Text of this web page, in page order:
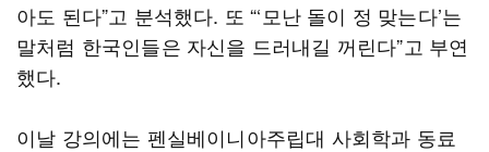
아도 된다”고 분석했다. 또 “‘모난 돌이 정 맞는다’는
말처럼 한국인들은 자신을 드러내길 꺼린다”고 부연
했다.
이날 강의에는 펜실베이니아주립대 사회학과 동료